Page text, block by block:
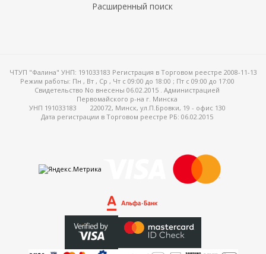
Расширенный поиск
ЧТУП "Фалина" УНП: 191033183 Регистрация в Торговом реестре 2008-11-13
Режим работы: Пн , Вт , Ср , Чт c 09:00 до 18:00 ; Пт c 09:00 до 17:00
Свидетельство No внесены 06.02.2015 . Администрацией
Первомайского р-на г. Минска
УНП 191033183
220072, Минск, ул.П.Бровки, 19 - офис 130
Дата регистрации в Торговом реестре РБ: 06.02.2015